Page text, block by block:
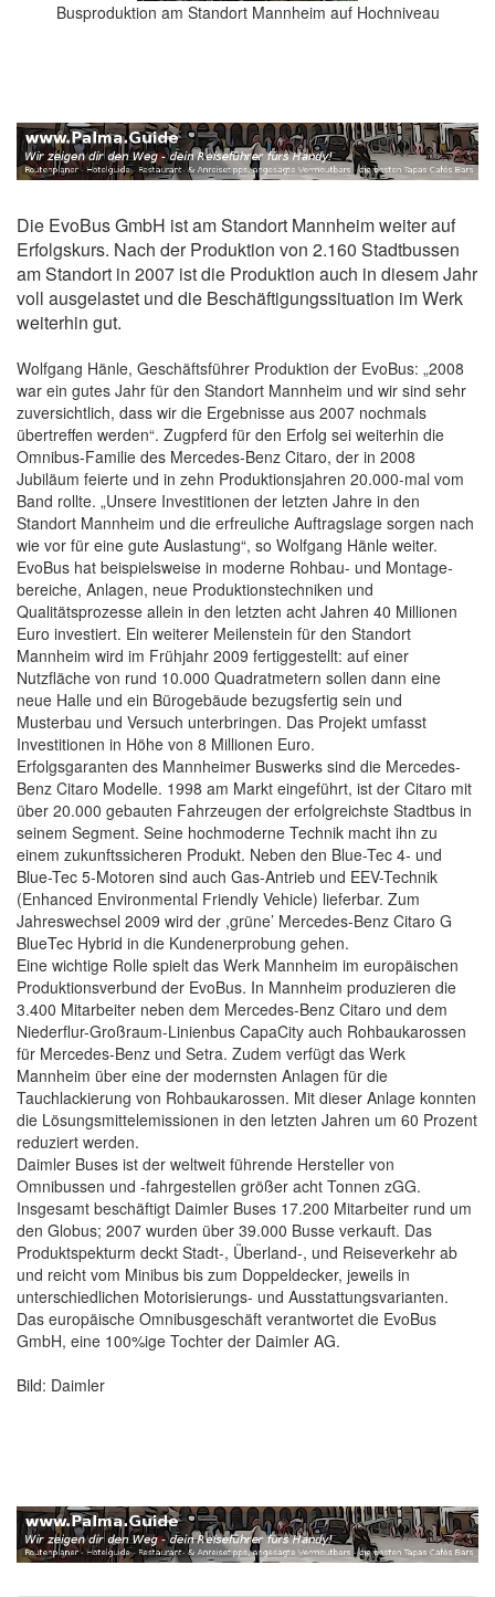
Busproduktion am Standort Mannheim auf Hochniveau
Die EvoBus GmbH ist am Standort Mannheim weiter auf
Erfolgskurs. Nach der Produktion von 2.160 Stadtbussen
am Standort in 2007 ist die Produktion auch in diesem Jahr
voll ausgelastet und die Beschäftigungssituation im Werk
weiterhin gut.
Wolfgang Hänle, Geschäftsführer Produktion der EvoBus: „2008
war ein gutes Jahr für den Standort Mannheim und wir sind sehr
zuversichtlich, dass wir die Ergebnisse aus 2007 nochmals
übertreffen werden“. Zugpferd für den Erfolg sei weiterhin die
Omnibus-Familie des Mercedes-Benz Citaro, der in 2008
Jubiläum feierte und in zehn Produktionsjahren 20.000-mal vom
Band rollte. „Unsere Investitionen der letzten Jahre in den
Standort Mannheim und die erfreuliche Auftragslage sorgen nach
wie vor für eine gute Auslastung“, so Wolfgang Hänle weiter.
EvoBus hat beispielsweise in moderne Rohbau- und Montage­
bereiche, Anlagen, neue Produktions­techniken und
Qualitätsprozesse allein in den letzten acht Jahren 40 Millionen
Euro investiert. Ein weiterer Meilenstein für den Standort
Mannheim wird im Frühjahr 2009 fertiggestellt: auf einer
Nutzfläche von rund 10.000 Quadratmetern sollen dann eine
neue Halle und ein Bürogebäude bezugsfertig sein und
Musterbau und Versuch unterbringen. Das Projekt umfasst
Investitionen in Höhe von 8 Millionen Euro.
Erfolgsgaranten des Mannheimer Buswerks sind die Mercedes-
Benz Citaro Modelle. 1998 am Markt eingeführt, ist der Citaro mit
über 20.000 gebauten Fahrzeugen der erfolgreichste Stadtbus in
seinem Segment. Seine hochmoderne Technik macht ihn zu
einem zukunftssicheren Produkt. Neben den Blue-Tec 4- und
Blue-Tec 5-Motoren sind auch Gas-Antrieb und EEV-Technik
(Enhanced Environmental Friendly Vehicle) lieferbar. Zum
Jahreswechsel 2009 wird der ,grüne’ Mercedes-Benz Citaro G
BlueTec Hybrid in die Kundenerprobung gehen.
Eine wichtige Rolle spielt das Werk Mannheim im europäischen
Produktionsverbund der EvoBus. In Mannheim produzieren die
3.400 Mitarbeiter neben dem Mercedes-Benz Citaro und dem
Niederflur-Großraum-Linienbus CapaCity auch Rohbaukarossen
für Mercedes-Benz und Setra. Zudem verfügt das Werk
Mannheim über eine der modernsten Anlagen für die
Tauchlackierung von Rohbaukarossen. Mit dieser Anlage konnten
die Lösungsmittelemissionen in den letzten Jahren um 60 Prozent
reduziert werden.
Daimler Buses ist der weltweit führende Hersteller von
Omnibussen und -fahrgestellen größer acht Tonnen zGG.
Insgesamt beschäftigt Daimler Buses 17.200 Mitarbeiter rund um
den Globus; 2007 wurden über 39.000 Busse verkauft. Das
Produktspekturm deckt Stadt-, Überland-, und Reiseverkehr ab
und reicht vom Minibus bis zum Doppeldecker, jeweils in
unterschiedlichen Motorisierungs- und Ausstattungsvarianten.
Das europäische Omnibusgeschäft verantwortet die EvoBus
GmbH, eine 100%ige Tochter der Daimler AG.
Bild: Daimler